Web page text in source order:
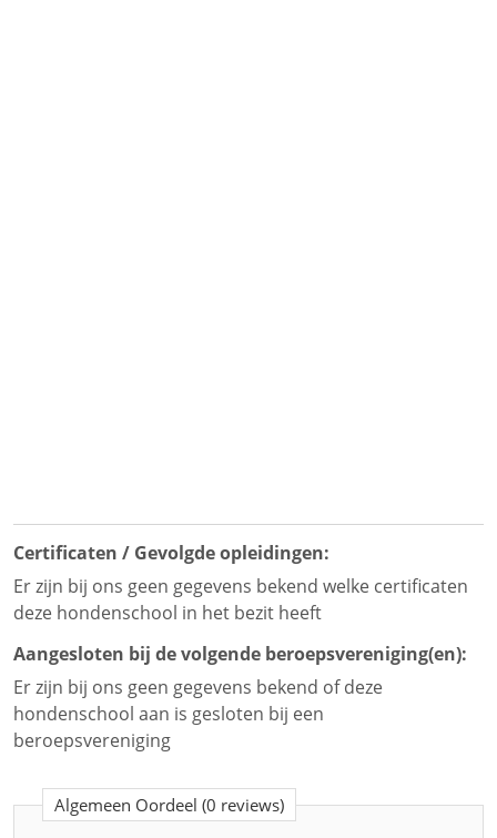
Certificaten / Gevolgde opleidingen:
Er zijn bij ons geen gegevens bekend welke certificaten
deze hondenschool in het bezit heeft
Aangesloten bij de volgende beroepsvereniging(en):
Er zijn bij ons geen gegevens bekend of deze
hondenschool aan is gesloten bij een
beroepsvereniging
Algemeen Oordeel (0 reviews)